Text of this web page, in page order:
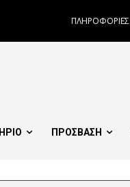
ΠΛΗΡΟΦΟΡΙΕΣ
ΠΡΟΣΒΑΣΗ